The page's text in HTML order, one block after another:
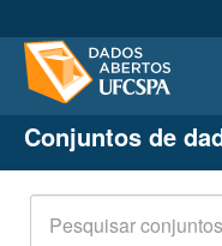
Conjuntos de dados
Organizações
Grupos
Conjuntos de